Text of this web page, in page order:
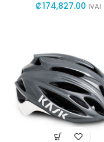
₡174,827.00 IVAI